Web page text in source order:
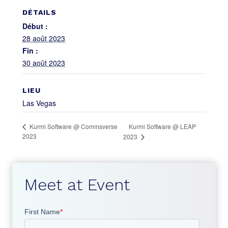
DÉTAILS
Début :
28 août 2023
Fin :
30 août 2023
LIEU
Las Vegas
Kurmi Software @ Commsverse
2023
Kurmi Software @ LEAP
2023
Meet at Event